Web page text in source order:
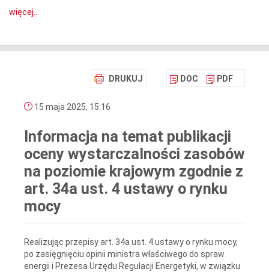
więcej...
DRUKUJ DOC PDF
15 maja 2025, 15:16
Informacja na temat publikacji
oceny wystarczalności zasobów
na poziomie krajowym zgodnie z
art. 34a ust. 4 ustawy o rynku
mocy
Realizując przepisy art. 34a ust. 4 ustawy o rynku mocy,
po zasięgnięciu opinii ministra właściwego do spraw
energii i Prezesa Urzędu Regulacji Energetyki, w związku